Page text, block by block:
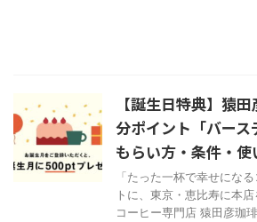
【誕生日特典】猿
分ポイント「バース
もらい方・条件・
「たった一杯で幸せにな
トに、東京・恵比寿に本
コーヒー専門店 猿田彦珈